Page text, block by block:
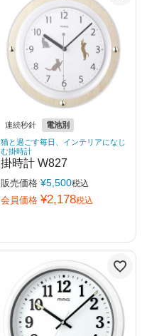
連続秒針
電池別
猫と過ごす毎日、インテリアになじ
む掛時計
掛時計 W827
販売価格 ¥5,500税込
会員価格 ¥2,178税込